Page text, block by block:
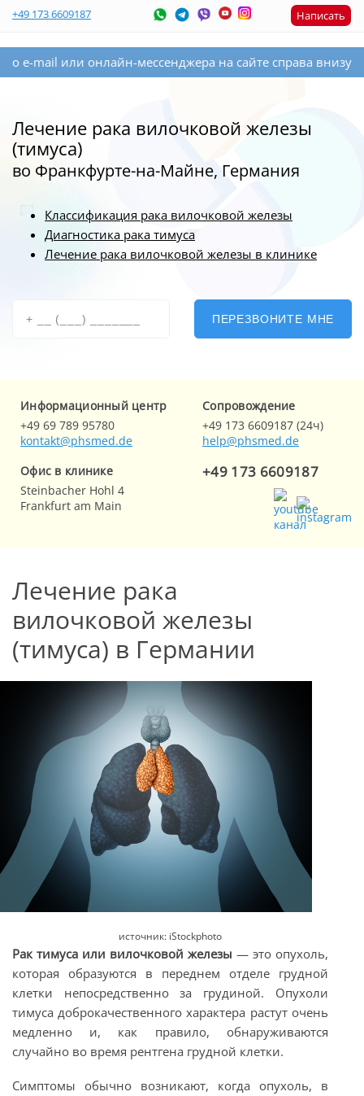
+49 173 6609187 Написать
мессенджера на сайте справа внизу. Если Вы
Лечение рака вилочковой железы
(тимуса)
во Франкфурте-на-Майне, Германия
Классификация рака вилочковой железы
Диагностика рака тимуса
Лечение рака вилочковой железы в клинике
ПЕРЕЗВОНИТЕ МНЕ
Информационный центр
+49 69 789 95780
kontakt@phsmed.de
Cопровождение
+49 173 6609187 (24ч)
help@phsmed.de
Офис в клинике
Steinbacher Hohl 4
Frankfurt am Main
+49 173 6609187
Лечение рака
вилочковой железы
(тимуса) в Германии
источник: iStockphoto
Рак тимуса или вилочковой железы — это опухоль,
которая образуются в переднем отделе грудной
клетки непосредственно за грудиной. Опухоли
тимуса доброкачественного характера растут очень
медленно и, как правило, обнаруживаются
случайно во время рентгена грудной клетки.
Симптомы обычно возникают, когда опухоль, в